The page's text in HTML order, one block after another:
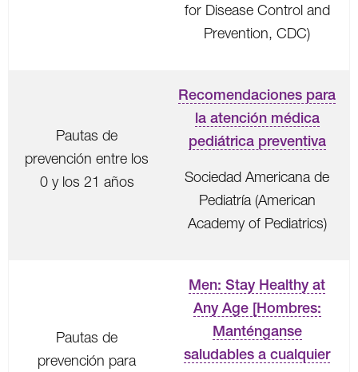
for Disease Control and
Prevention, CDC)
Pautas de
prevención entre los
0 y los 21 años
Recomendaciones para
la atención médica
pediátrica preventiva
Sociedad Americana de
Pediatría (American
Academy of Pediatrics)
Pautas de
prevención para
Men: Stay Healthy at
Any Age [Hombres:
Manténganse
saludables a cualquier